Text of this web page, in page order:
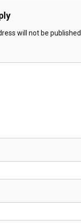
will not be published.